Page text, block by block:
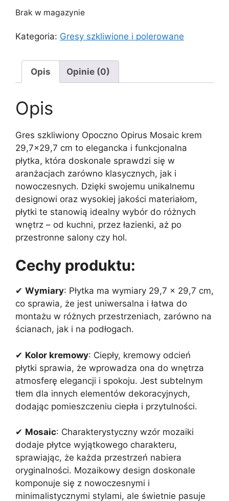
Brak w magazynie
Kategoria: Gresy szkliwione i polerowane
Opis Opinie (0)
Opis
Gres szkliwiony Opoczno Opirus Mosaic krem
29,7×29,7 cm to elegancka i funkcjonalna
płytka, która doskonale sprawdzi się w
aranżacjach zarówno klasycznych, jak i
nowoczesnych. Dzięki swojemu unikalnemu
designowi oraz wysokiej jakości materiałom,
płytki te stanowią idealny wybór do różnych
wnętrz – od kuchni, przez łazienki, aż po
przestronne salony czy hol.
Cechy produktu:
✔ Wymiary: Płytka ma wymiary 29,7 x 29,7 cm,
co sprawia, że jest uniwersalna i łatwa do
montażu w różnych przestrzeniach, zarówno na
ścianach, jak i na podłogach.
✔ Kolor kremowy: Ciepły, kremowy odcień
płytki sprawia, że wprowadza ona do wnętrza
atmosferę elegancji i spokoju. Jest subtelnym
tłem dla innych elementów dekoracyjnych,
dodając pomieszczeniu ciepła i przytulności.
✔ Mosaic: Charakterystyczny wzór mozaiki
dodaje płytce wyjątkowego charakteru,
sprawiając, że każda przestrzeń nabiera
oryginalności. Mozaikowy design doskonale
komponuje się z nowoczesnymi i
minimalistycznymi stylami, ale świetnie pasuje